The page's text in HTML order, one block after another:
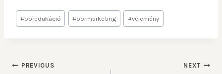
#boredukáció #bormarketing #vélemény
PREVIOUS NEXT